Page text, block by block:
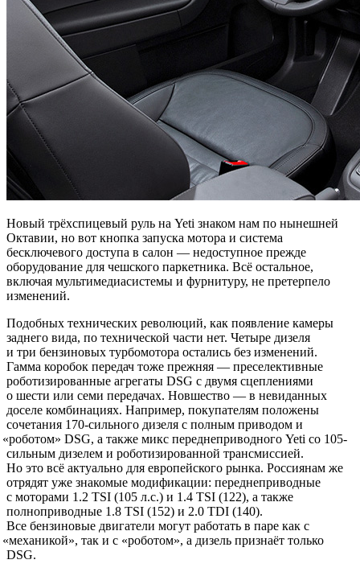
Новый трёхспицевый руль на Yeti знаком нам по нынешней
Октавии, но вот кнопка запуска мотора и система
бесключевого доступа в салон — недоступное прежде
оборудование для чешского паркетника. Всё остальное,
включая мультимедиасистемы и фурнитуру, не претерпело
изменений.
Подобных технических революций, как появление камеры
заднего вида, по технической части нет. Четыре дизеля
и три бензиновых турбомотора остались без изменений.
Гамма коробок передач тоже прежняя — преселективные
роботизированные агрегаты DSG с двумя сцеплениями
о шести или семи передачах. Новшество — в невиданных
доселе комбинациях. Например, покупателям положены
сочетания 170-сильного дизеля с полным приводом и
«роботом» DSG, а также микс переднеприводного Yeti со 105-
сильным дизелем и роботизированной трансмиссией.
Но это всё актуально для европейского рынка. Россиянам же
отрядят уже знакомые модификации: переднеприводные
с моторами 1.2 TSI (105 л.с.) и 1.4 TSI (122), а также
полноприводные 1.8 TSI (152) и 2.0 TDI (140).
Все бензиновые двигатели могут работать в паре как с
«механикой», так и с «роботом», а дизель признаёт только
DSG.